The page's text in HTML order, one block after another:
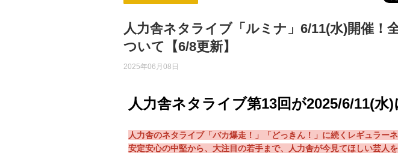
人力舎ネタライブ「ルミナ」6/11(水)開催！
ついて【6/8更新】
2025年06月08日
人力舎ネタライブ第13回が2025/6/11(水)
人力舎のネタライブ「バカ爆走！」「どっきん！」に続くレギュラー
安定安心の中堅から、大注目の若手まで、人力舎が今見てほしい芸人